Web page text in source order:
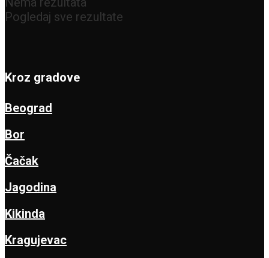
Pogledaj sve rezultate
Kroz gradove
Beograd
Bor
Čačak
Jagodina
Kikinda
Kragujevac